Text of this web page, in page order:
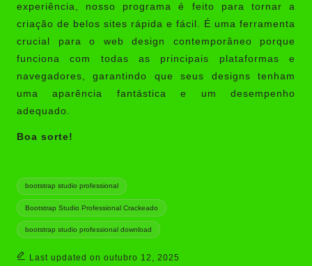
experiência, nosso programa é feito para tornar a
criação de belos sites rápida e fácil. É uma ferramenta
crucial para o web design contemporâneo porque
funciona com todas as principais plataformas e
navegadores, garantindo que seus designs tenham
uma aparência fantástica e um desempenho
adequado.
Boa sorte!
Tags:
bootstrap studio professional
Bootstrap Studio Professional Crackeado
bootstrap studio professional download
Last updated on outubro 12, 2025